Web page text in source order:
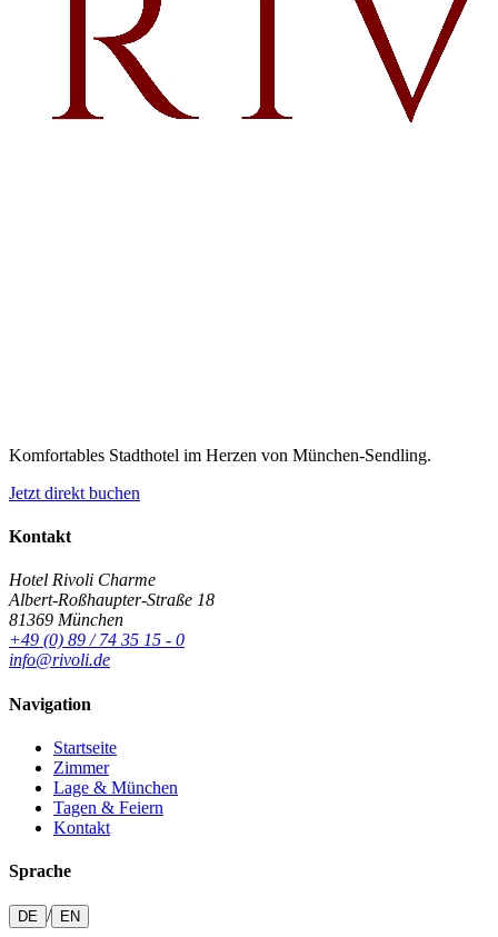
Komfortables Stadthotel im Herzen von München-Sendling.
Jetzt direkt buchen
Kontakt
Hotel Rivoli Charme
Albert-Roßhaupter-Straße 18
81369 München
+49 (0) 89 / 74 35 15 - 0
info@rivoli.de
Navigation
Startseite
Zimmer
Lage & München
Tagen & Feiern
Kontakt
Sprache
DE / EN